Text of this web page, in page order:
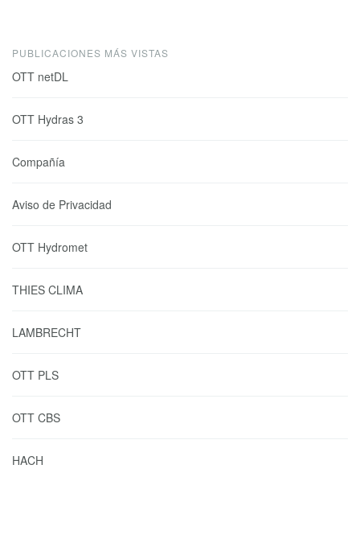
PUBLICACIONES MÁS VISTAS
OTT netDL
OTT Hydras 3
Compañía
Aviso de Privacidad
OTT Hydromet
THIES CLIMA
LAMBRECHT
OTT PLS
OTT CBS
HACH